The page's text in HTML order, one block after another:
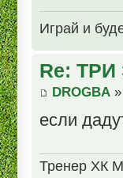
Играй и
Re:
DROGBA
если
Тренер ХК